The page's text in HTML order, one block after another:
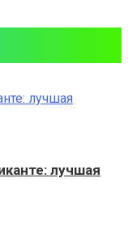
лучшая